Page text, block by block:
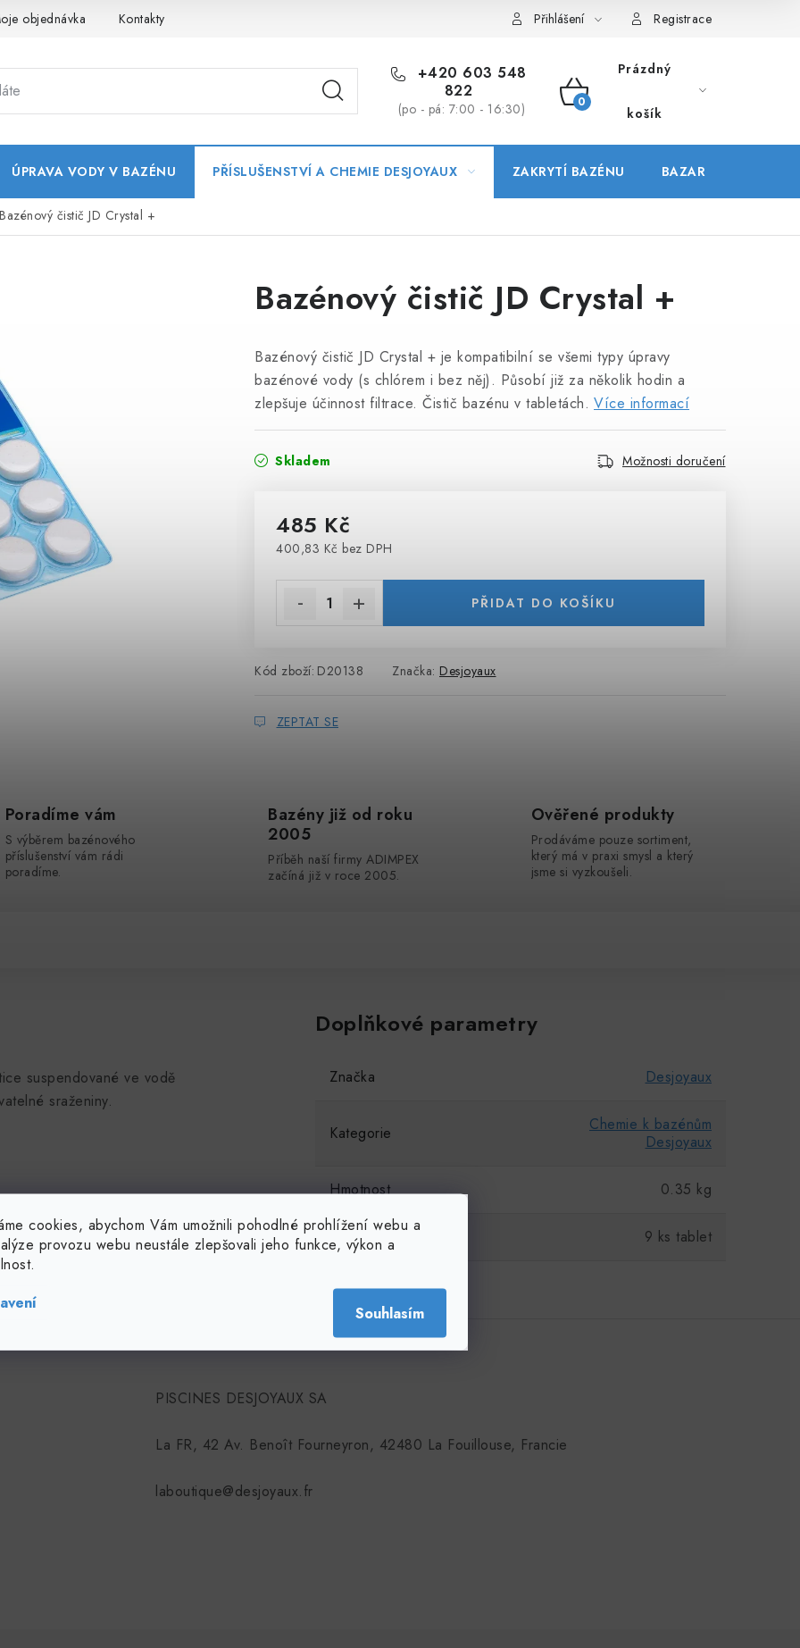
cookies, abychom Vám umožnili pohodlné prohlížení webu a
provozu webu neustále zlepšovali jeho funkce, výkon a
Souhlasím
objednávka Kontakty Přihlášení Registrace
+420 603 548
822
(po - pá: 7:00 - 16:30)
NÁKUPNÍ
Prázdný
košík
ÚPRAVA VODY V BAZÉNU PŘÍSLUŠENSTVÍ A CHEMIE DESJOYAUX ZAKRYTÍ BAZÉNU BAZAR
Bazénový čistič JD Crystal +
Bazénový čistič JD Crystal +
Bazénový čistič JD Crystal + je kompatibilní se všemi typy úpravy
bazénové vody (s chlórem i bez něj). Působí již za několik hodin a
zlepšuje účinnost filtrace. Čistič bazénu v tabletách. Více informací
Skladem Možnosti doručení
485 Kč
400,83 Kč bez DPH
PŘIDAT DO KOŠÍKU
Kód zboží: D20138 Značka: Desjoyaux
ZEPTAT SE
Poradíme vám
S výběrem bazénového
příslušenství vám rádi
poradíme.
Bazény již od roku
2005
Příběh naší firmy ADIMPEX
začíná již v roce 2005.
Ověřené produkty
Prodáváme pouze sortiment,
který má v praxi smysl a který
jsme si vyzkoušeli.
suspendované ve vodě
sraženiny.
Doplňkové parametry
Značka Desjoyaux
Kategorie
Chemie k bazénům
Desjoyaux
Hmotnost 0.35 kg
Balení 9 ks tablet
PISCINES DESJOYAUX SA
La FR, 42 Av. Benoît Fourneyron, 42480 La Fouillouse, Francie
laboutique@desjoyaux.fr